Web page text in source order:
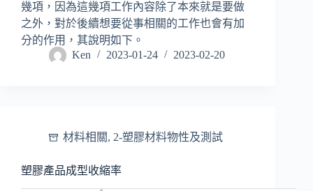
幾項，因為這幾項工作內容除了本來就是要做
之外，對於後續想要從事相關的工作也會有加
分的作用，其說明如下。
Ken
2023-01-24 2023-02-20
材料相關, 2-塑膠材料物性及測試
塑膠產品成型收縮率